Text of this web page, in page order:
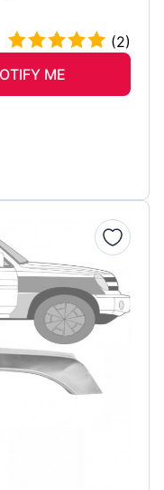
(2)
ME